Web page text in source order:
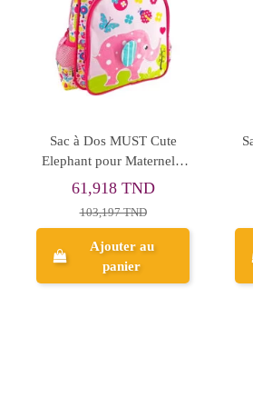
Pink
Sac à Dos Ecolier 3en1,
Stitch - Happy
119,286 TND